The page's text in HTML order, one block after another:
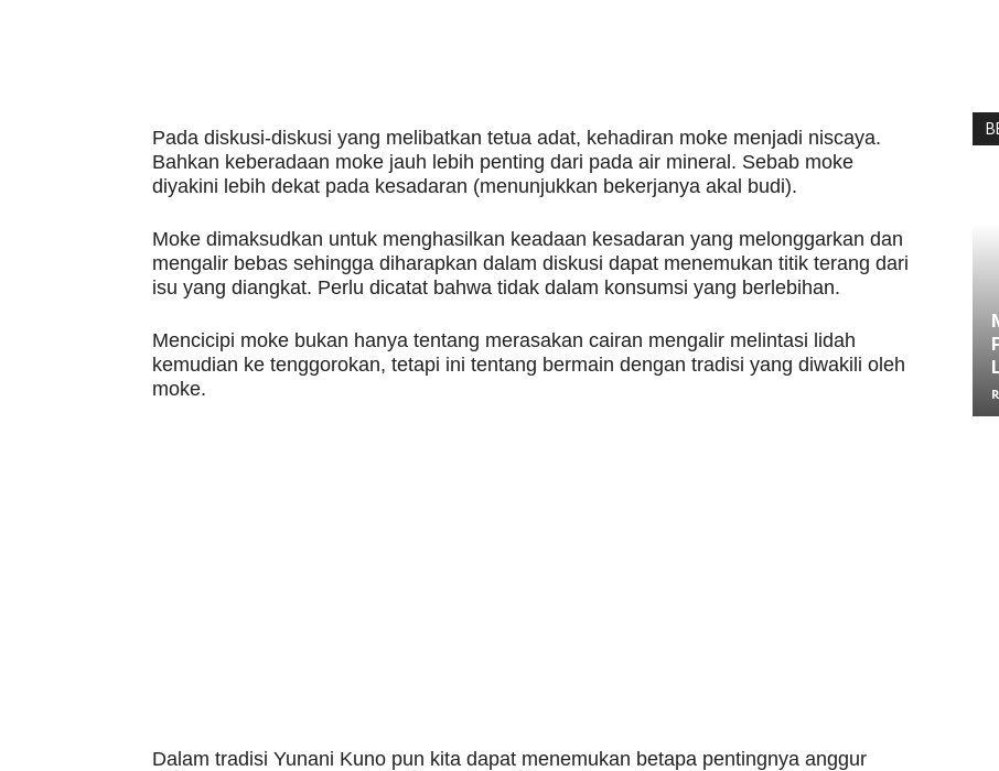
Pada diskusi-diskusi yang melibatkan tetua adat, kehadiran moke menjadi niscaya.
Bahkan keberadaan moke jauh lebih penting dari pada air mineral. Sebab moke
diyakini lebih dekat pada kesadaran (menunjukkan bekerjanya akal budi).
Moke dimaksudkan untuk menghasilkan keadaan kesadaran yang melonggarkan dan
mengalir bebas sehingga diharapkan dalam diskusi dapat menemukan titik terang dari
isu yang diangkat. Perlu dicatat bahwa tidak dalam konsumsi yang berlebihan.
Mencicipi moke bukan hanya tentang merasakan cairan mengalir melintasi lidah
kemudian ke tenggorokan, tetapi ini tentang bermain dengan tradisi yang diwakili oleh
moke.
Dalam tradisi Yunani Kuno pun kita dapat menemukan betapa pentingnya anggur